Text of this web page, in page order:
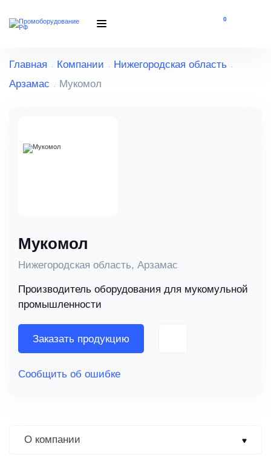
0
Главная Компании
Нижегородская область
Арзамас
Мукомол
Мукомол
Нижегородская область, Арзамас
Производитель оборудования для мукомульной
промышленности
Заказать продукцию
Сообщить об ошибке
О компании